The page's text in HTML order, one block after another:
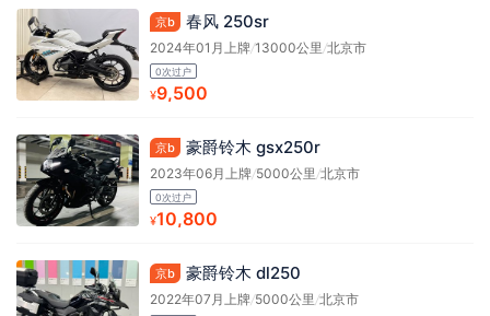
京b 春风 250sr
2024年01月上牌/13000公里/北京市
0次过户
¥9,500
京b 豪爵铃木 gsx250r
2023年06月上牌/5000公里/北京市
0次过户
¥10,800
京b 豪爵铃木 dl250
2022年07月上牌/5000公里/北京市